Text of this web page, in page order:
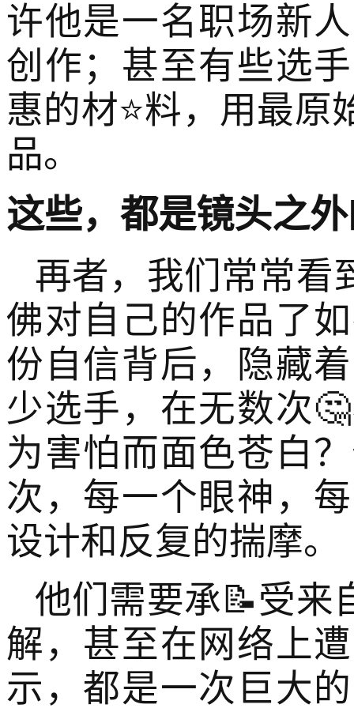
许他是一名职场新
创作；甚至有些选
惠的材⭐料，用最
品。
这些，都是镜头之
再者，我们常常看
佛对自己的作品了
份自信背后，隐藏
少选手，在无数次
为害怕而面色苍白
次，每一个眼神，
设计和反复的揣摩。
他们需要承📝受来
解，甚至在网络上
示，都是一次巨大